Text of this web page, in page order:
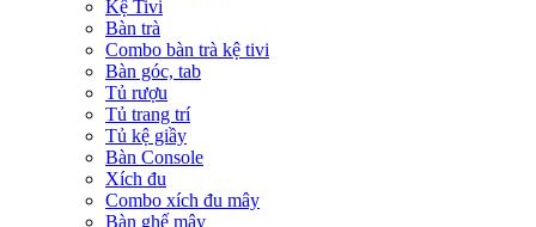
Kệ Tivi
Bàn trà
Combo bàn trà kệ tivi
Bàn góc, tab
Tủ rượu
Tủ trang trí
Tủ kệ giầy
Bàn Console
Xích đu
Combo xích đu mây
Bàn ghế mây